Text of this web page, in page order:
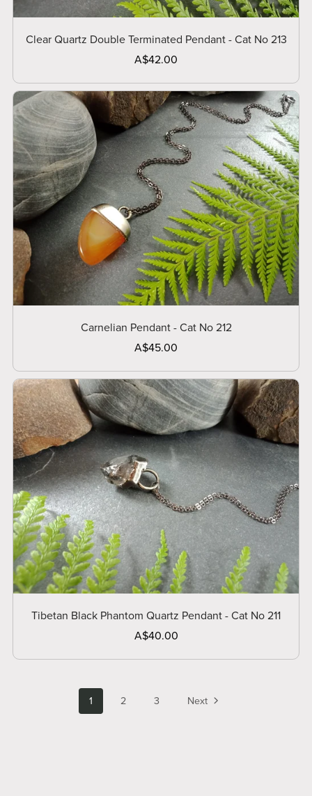
Clear Quartz Double Terminated Pendant - Cat No 213
A$42.00
Carnelian Pendant - Cat No 212
A$45.00
Tibetan Black Phantom Quartz Pendant - Cat No 211
A$40.00
1 2 3 Next